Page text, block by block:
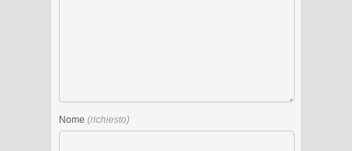
Nome (richiesto)